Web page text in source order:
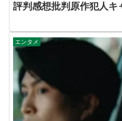
評判感想批判原作犯人キ
エンタメ